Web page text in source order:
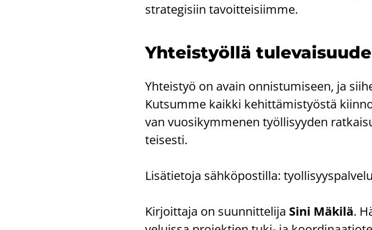
stra­te­gi­siin ta­voit­tei­siim­me.
Yh­teis­työl­lä
Yh­teis­työ on avain on­nis­tu­mi­seen, ja
Kut­sum­me kaik­ki ke­hit­tä­mis­työs­tä
van vuo­si­kym­me­nen työl­li­syy­den
tei­ses­ti.
Li­sä­tie­to­ja säh­kö­pos­til­la:
Kir­joit­ta­ja on suun­nit­te­li­ja Sini Mä­ki­lä.